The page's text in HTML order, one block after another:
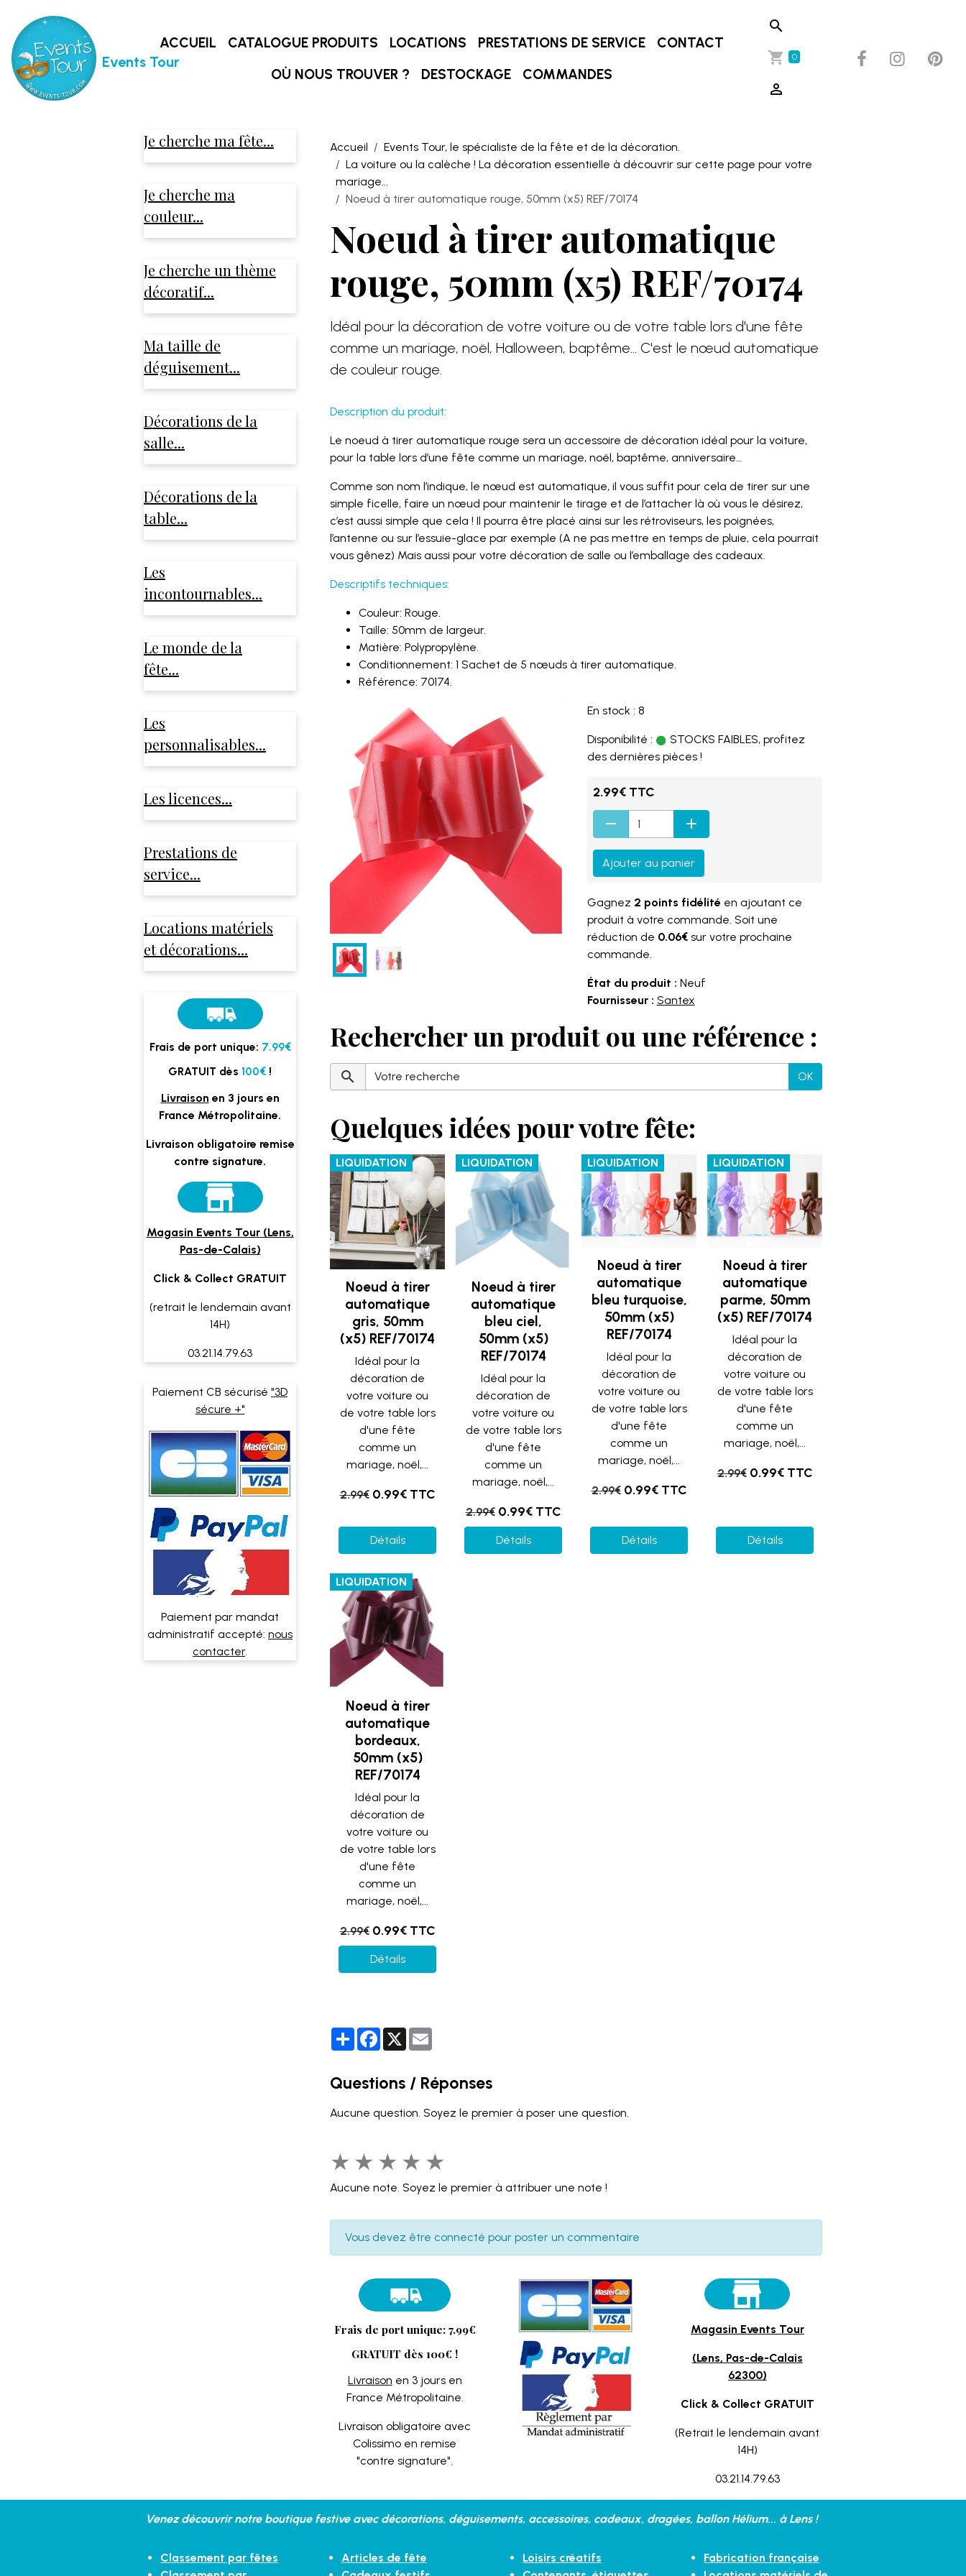
Events Tour
ACCUEIL CATALOGUE PRODUITS LOCATIONS PRESTATIONS DE SERVICE
CONTACT
OÙ NOUS TROUVER ?
DESTOCKAGE COMMANDES
0
Accueil
Events Tour, le spécialiste de la fête et de la décoration.
La voiture ou la calèche ! La décoration essentielle à découvrir sur cette page pour votre
mariage...
Noeud à tirer automatique rouge, 50mm (x5) REF/70174
Noeud à tirer automatique
rouge, 50mm (x5) REF/70174
Idéal pour la décoration de votre voiture ou de votre table lors d'une fête
comme un mariage, noël, Halloween, baptême... C'est le nœud automatique
de couleur rouge.
Description du produit:
Le noeud à tirer automatique rouge sera un accessoire de décoration idéal pour la voiture,
pour la table lors d’une fête comme un mariage, noël, baptême, anniversaire…
Comme son nom l’indique, le nœud est automatique, il vous suffit pour cela de tirer sur une
simple ficelle, faire un nœud pour maintenir le tirage et de l’attacher là où vous le désirez,
c’est aussi simple que cela ! Il pourra être placé ainsi sur les rétroviseurs, les poignées,
l’antenne ou sur l’essuie-glace par exemple (A ne pas mettre en temps de pluie, cela pourrait
vous gênez) Mais aussi pour votre décoration de salle ou l’emballage des cadeaux.
Descriptifs techniques:
Couleur: Rouge.
Taille: 50mm de largeur.
Matière: Polypropylène.
Conditionnement: 1 Sachet de 5 nœuds à tirer automatique.
Référence: 70174.
En stock : 8
Disponibilité :
STOCKS FAIBLES, profitez
des dernières pièces !
2.99€ TTC
Ajouter au panier
Gagnez 2 points fidélité en ajoutant ce
produit à votre commande. Soit une
réduction de 0.06€sur votre prochaine
commande.
État du produit : Neuf
Fournisseur : Santex
Rechercher un produit ou une référence :
OK
Quelques idées pour votre fête:
LIQUIDATION
Noeud à tirer
automatique
gris, 50mm
(x5) REF/70174
Idéal pour la
décoration de
votre voiture ou
de votre table lors
d'une fête
comme un
mariage, noël,...
2.99€ 0.99€ TTC
Détails
LIQUIDATION
Noeud à tirer
automatique
bleu ciel,
50mm (x5)
REF/70174
Idéal pour la
décoration de
votre voiture ou
de votre table lors
d'une fête
comme un
mariage, noël,...
2.99€ 0.99€ TTC
Détails
LIQUIDATION
Noeud à tirer
automatique
bleu turquoise,
50mm (x5)
REF/70174
Idéal pour la
décoration de
votre voiture ou
de votre table lors
d'une fête
comme un
mariage, noël,...
2.99€ 0.99€ TTC
Détails
LIQUIDATION
Noeud à tirer
automatique
parme, 50mm
(x5) REF/70174
Idéal pour la
décoration de
votre voiture ou
de votre table lors
d'une fête
comme un
mariage, noël,...
2.99€ 0.99€ TTC
Détails
LIQUIDATION
Noeud à tirer
automatique
bordeaux,
50mm (x5)
REF/70174
Idéal pour la
décoration de
votre voiture ou
de votre table lors
d'une fête
comme un
mariage, noël,...
2.99€ 0.99€ TTC
Détails
PartagerFacebook
X
Questions / Réponses
Aucune question. Soyez le premier à poser une question.
★ ★ ★ ★ ★
Aucune note. Soyez le premier à attribuer une note !
Vous devez être connecté pour poster un commentaire
Frais de port unique: 7.99€
GRATUIT dès 100€ !
Livraison en 3 jours en
France Métropolitaine.
Livraison obligatoire avec
Colissimo en remise
"contre signature".
Magasin Events Tour
(Lens, Pas-de-Calais
62300)
Click & Collect GRATUIT
(Retrait le lendemain avant
14H)
03.21.14.79.63
Je cherche ma fête...
Je cherche ma
couleur...
Je cherche un thème
décoratif...
Ma taille de
déguisement...
Décorations de la
salle...
Décorations de la
table...
Les
incontournables...
Le monde de la
fête...
Les
personnalisables...
Les licences...
Prestations de
service...
Locations matériels
et décorations...
Frais de port unique: 7.99€
GRATUIT dès 100€ !
Livraison en 3 jours en
France Métropolitaine.
Livraison obligatoire remise
contre signature.
Magasin Events Tour (Lens,
Pas-de-Calais)
Click & Collect GRATUIT
(retrait le lendemain avant
14H)
03.21.14.79.63
Paiement CB sécurisé "3D
sécure +"
Paiement par mandat
administratif accepté: nous
contacter.
Venez découvrir notre boutique festive avec décorations, déguisements, accessoires, cadeaux, dragées, ballon Hélium... à Lens !
Classement par fêtes
Articles de fête
Loisirs créatifs
Fabrication française